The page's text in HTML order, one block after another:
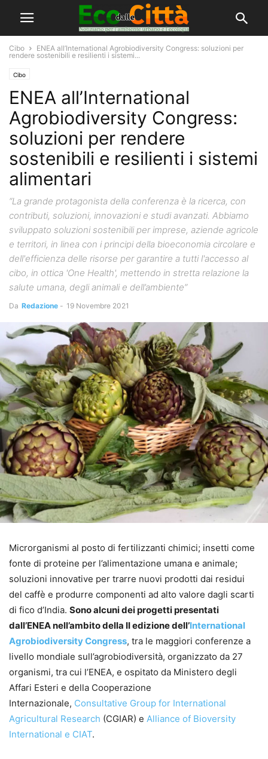
Cibo
ENEA all’International Agrobiodiversity Congress: soluzioni per
rendere sostenibili e resilienti i sistemi...
Cibo
ENEA all’International
Agrobiodiversity Congress:
soluzioni per rendere
sostenibili e resilienti i sistemi
alimentari
“La grande protagonista della conferenza è la ricerca, con
contributi, soluzioni, innovazioni e studi avanzati. Abbiamo
sviluppato soluzioni sostenibili per imprese, aziende agricole
e territori, in linea con i principi della bioeconomia circolare e
dell'efficienza delle risorse per garantire a tutti l'accesso al
cibo, in ottica 'One Health', mettendo in stretta relazione la
salute umana, degli animali e dell’ambiente”
Da Redazione - 19 Novembre 2021
Microrganismi al posto di fertilizzanti chimici; insetti come
fonte di proteine per l’alimentazione umana e animale;
soluzioni innovative per trarre nuovi prodotti dai residui
del caffè e produrre componenti ad alto valore dagli scarti
di fico d’India. Sono alcuni dei progetti presentati
dall’ENEA nell’ambito della II edizionedell’International
Agrobiodiversity Congress, tra le maggiori conferenze a
livello mondiale sull’agrobiodiversità, organizzato da 27
organismi, tra cui l’ENEA, e ospitato da Ministero degli
Affari Esteri e della Cooperazione
Internazionale, Consultative Group for International
Agricultural Research (CGIAR) e Alliance of Bioversity
International e CIAT.